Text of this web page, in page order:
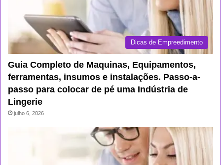
Dicas de Empreedimento
Guia Completo de Maquinas, Equipamentos,
ferramentas, insumos e instalações. Passo-a-
passo para colocar de pé uma Indústria de
Lingerie
julho 6, 2026